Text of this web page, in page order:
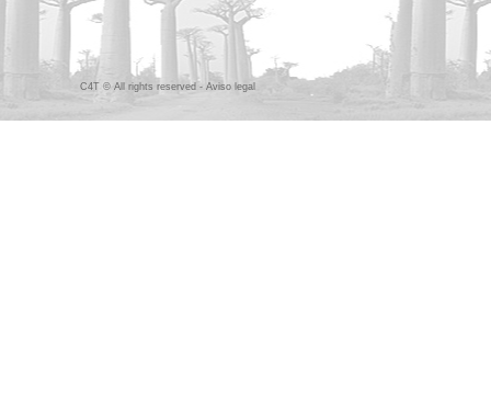
C4T © All rights reserved - Aviso legal